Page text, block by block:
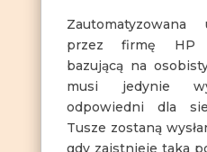
Zautomatyzowana
przez firmę HP
bazującą na
musi jedynie
odpowiedni dla
Tusze zostaną
gdy zaistnieje taka